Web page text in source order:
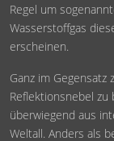
Regel um
Wasserstoffgas
erscheinen.
Ganz im
Reflektionsnebel
überwiegend aus
Weltall. Anders als